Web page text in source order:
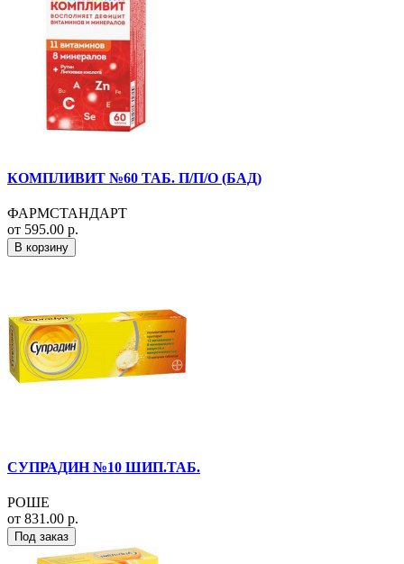
КОМПЛИВИТ №60 ТАБ. П/П/О (БАД)
ФАРМСТАНДАРТ
от 595.00 р.
В корзину
СУПРАДИН №10 ШИП.ТАБ.
РОШЕ
от 831.00 р.
Под заказ